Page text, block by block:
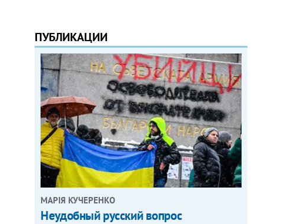
ПУБЛИКАЦИИ
МАРІЯ КУЧЕРЕНКО
​Неудобный русский вопрос